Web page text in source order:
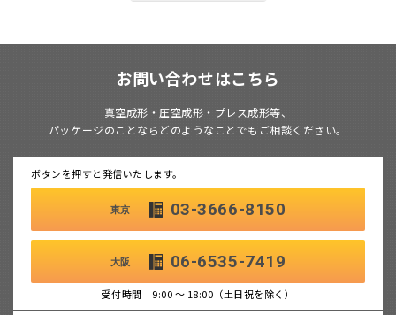
お問い合わせはこちら
真空成形・圧空成形・プレス成形等、
パッケージのことならどのようなことでもご相談ください。
ボタンを押すと発信いたします。
東京 03-3666-8150
大阪 06-6535-7419
受付時間 9:00 ～ 18:00（土日祝を除く）